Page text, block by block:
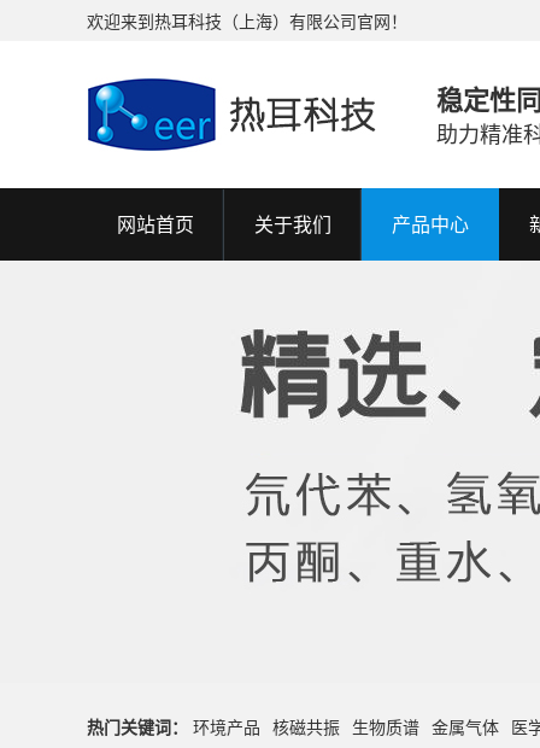
欢迎来到热耳科技（上海）有限公司官网！
稳定性
助力精准
网站首页 关于我们 产品中心
热门关键词： 环境产品 核磁共振 生物质谱 金属气体 医